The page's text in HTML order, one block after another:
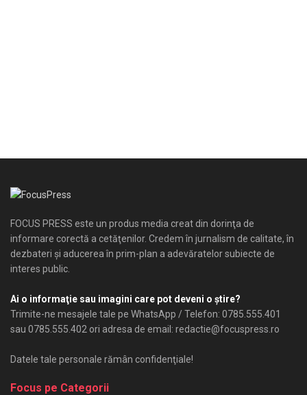
FOCUS PRESS este un produs media creat din dorinţa de
informare corectă a cetăţenilor. Credem în jurnalism de calitate, în
dezbateri şi aducerea în prim-plan a adevăratelor subiecte de
interes public.
Ai o informaţie sau imagini care pot deveni o ştire?
Trimite-ne mesajele tale pe WhatsApp / Telefon: 0785.555.401
sau 0785.555.402 ori adresa de email: redactie@focuspress.ro
Datele tale personale rămân confidenţiale!
Focus pe Categorii